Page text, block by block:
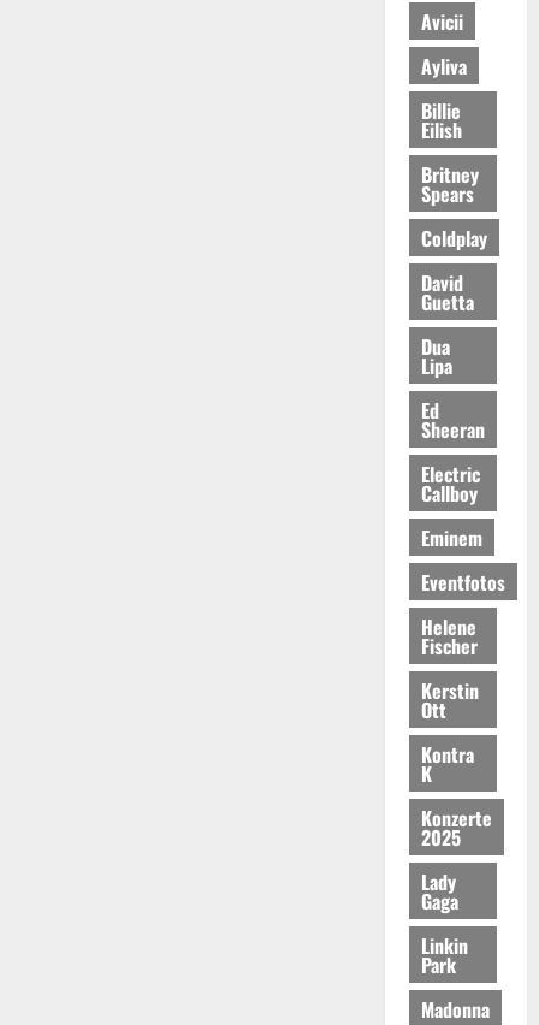
Avicii
Ayliva
Billie
Eilish
Britney
Spears
Coldplay
David
Guetta
Dua
Lipa
Ed
Sheeran
Electric
Callboy
Eminem
Eventfotos
Helene
Fischer
Kerstin
Ott
Kontra
K
Konzerte
2025
Lady
Gaga
Linkin
Park
Madonna